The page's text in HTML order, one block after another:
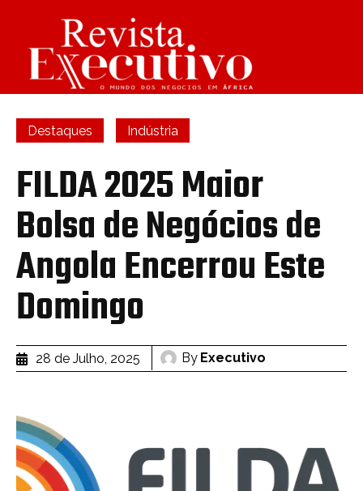
Destaques Indústria
FILDA 2025 Maior
Bolsa de Negócios de
Angola Encerrou Este
Domingo
28 de Julho, 2025 By Executivo